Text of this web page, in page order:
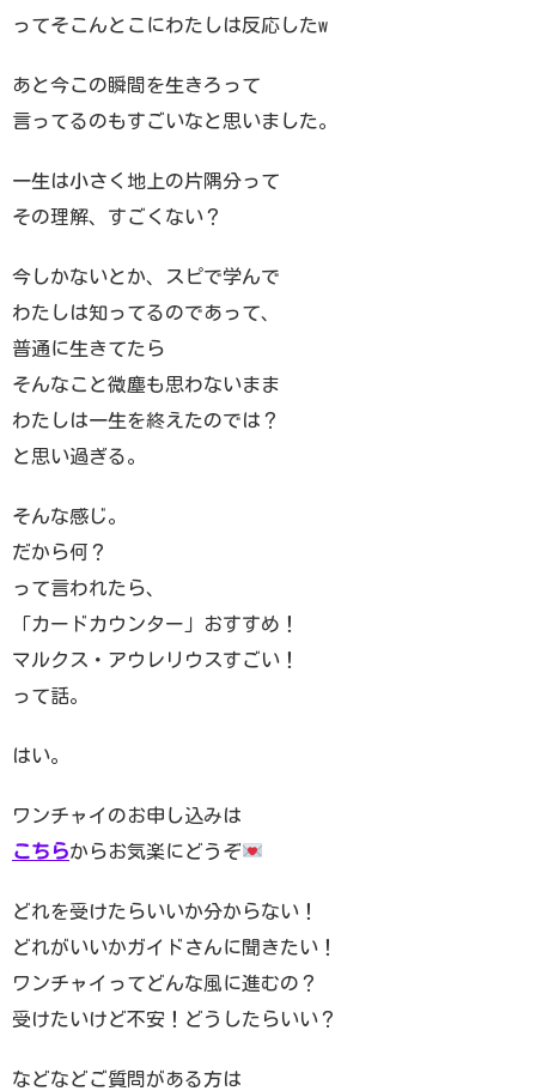
ってそこんとこにわたしは反応したw
あと今この瞬間を生きろって
言ってるのもすごいなと思いました。
一生は小さく地上の片隅分って
その理解、すごくない？
今しかないとか、スピで学んで
わたしは知ってるのであって、
普通に生きてたら
そんなこと微塵も思わないまま
わたしは一生を終えたのでは？
と思い過ぎる。
そんな感じ。
だから何？
って言われたら、
「カードカウンター」おすすめ！
マルクス・アウレリウスすごい！
って話。
はい。
ワンチャイのお申し込みは
こちらからお気楽にどうぞ
どれを受けたらいいか分からない！
どれがいいかガイドさんに聞きたい！
ワンチャイってどんな風に進むの？
受けたいけど不安！どうしたらいい？
などなどご質問がある方は